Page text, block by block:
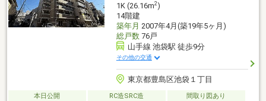
1K (26.16m2)
14階建
築年月 2007年4月(築19年5ヶ月)
総戸数76戸
山手線 池袋駅 徒歩9分
その他の交通
東京都豊島区池袋１丁目
本日公開 RC造SRC造
間取り図あり